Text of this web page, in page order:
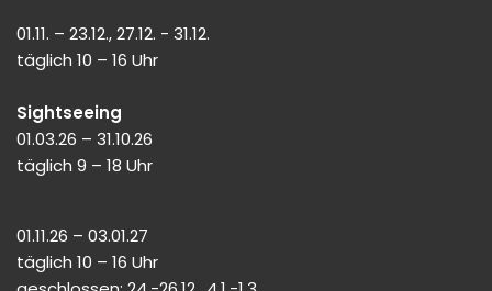
01.11. – 23.12., 27.12. - 31.12.
täglich 10 – 16 Uhr
Sightseeing
01.03.26 – 31.10.26
täglich 9 – 18 Uhr
01.11.26 – 03.01.27
täglich 10 – 16 Uhr